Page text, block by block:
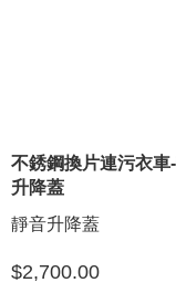
不銹鋼換片連污衣車
升降蓋
靜音升降蓋
$2,700.00